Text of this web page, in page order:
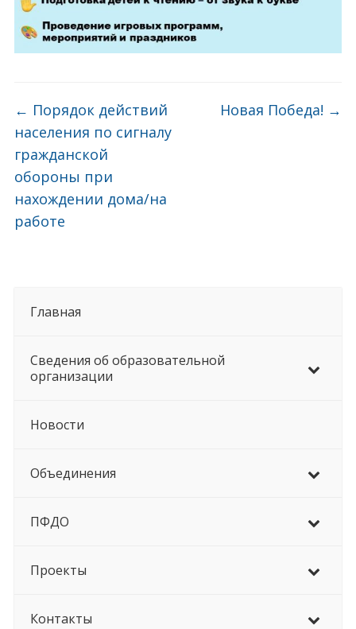
Главная
Сведения об образовательной
организации
Новости
Объединения
ПФДО
Проекты
Контакты
← Порядок действий
населения по сигналу
гражданской
обороны при
нахождении дома/на
работе
Новая Победа! →